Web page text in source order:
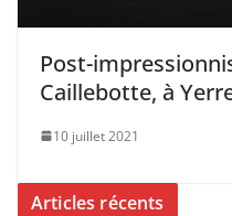
Post-
Caillebotte, à
10 juillet 2021
Articles récents